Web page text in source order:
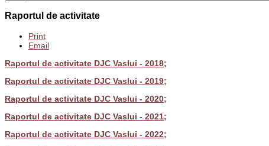
Raportul de activitate
Print
Email
Raportul de activitate DJC Vaslui - 2018;
Raportul de activitate DJC Vaslui - 2019;
Raportul de activitate DJC Vaslui - 2020;
Raportul de activitate DJC Vaslui - 2021;
Raportul de activitate DJC Vaslui - 2022;